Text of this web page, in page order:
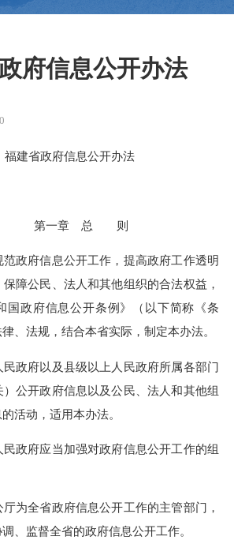
府信息公开办法
省政府信息公开办法
一章 总 则
府信息公开工作，提高政府工作透明
障公民、法人和其他组织的合法权益，
国政府信息公开条例》（以下简称《条
、法规，结合本省实际，制定本办法。
府以及县级以上人民政府所属各部门
）公开政府信息以及公民、法人和其他组
活动，适用本办法。
府应当加强对政府信息公开工作的组
全省政府信息公开工作的主管部门，
、监督全省的政府信息公开工作。